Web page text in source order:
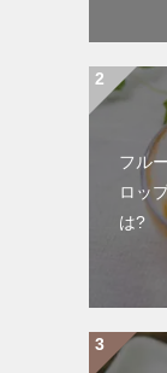
フル
ロッ
は?